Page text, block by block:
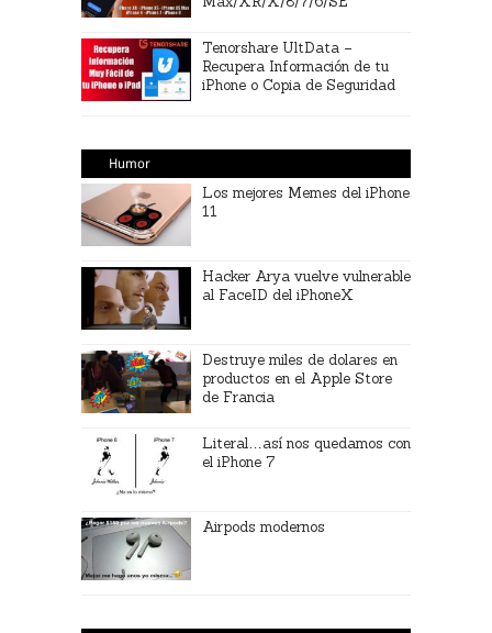
Tenorshare UltData –
Recupera Información de tu
iPhone o Copia de Seguridad
Humor
Los mejores Memes del iPhone
11
Hacker Arya vuelve vulnerable
al FaceID del iPhoneX
Destruye miles de dolares en
productos en el Apple Store
de Francia
Literal…así nos quedamos con
el iPhone 7
Airpods modernos